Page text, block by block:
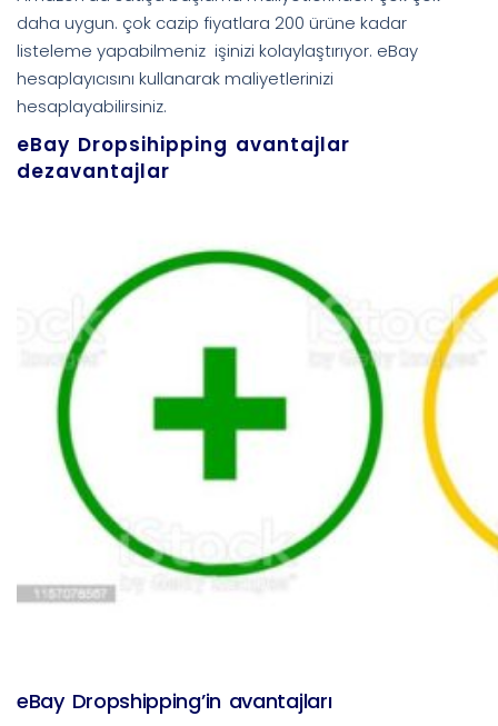
daha uygun. çok cazip fiyatlara 200 ürüne kadar
listeleme yapabilmeniz işinizi kolaylaştırıyor. eBay
hesaplayıcısını kullanarak maliyetlerinizi
hesaplayabilirsiniz.
eBay Dropsihipping avantajlar
dezavantajlar
eBay Dropshipping’in avantajları